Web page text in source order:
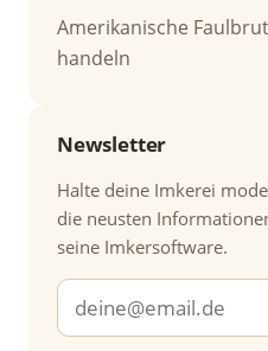
Amerikanische
handeln
Newsletter
Halte deine Imkerei
die neusten
seine Imkersoftware.